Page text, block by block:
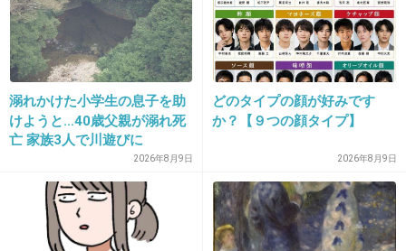
指原や峯岸も含めAKBは上手いことを言いたが
る人が多い。だって。
正論だよねこれ。
鈴木ななみたいに全然わからないですって言っ
てた方がまだいいんじゃない？
+335 -4
溺れかけた小学生の息子を助
けようと…40歳父親が溺れ死
亡 家族3人で川遊びに
2026年8月9日
どのタイプの顔が好みです
か？【９つの顔タイプ】
2026年8月9日